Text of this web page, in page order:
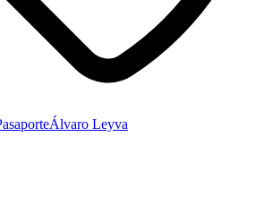
Álvaro Leyva